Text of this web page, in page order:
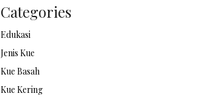
Categories
Edukasi
Jenis Kue
Kue Basah
Kue Kering